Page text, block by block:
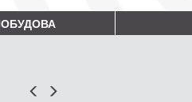
Попер